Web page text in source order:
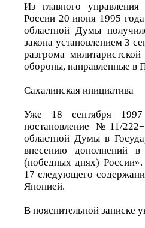
Из главного
России 20 июня 1995
областной Думы
закона установлением 3
разгрома
обороны, направленные в
Сахалинская инициатива
Уже 18 сентября 1997
постановление №11/
областной Думы в
внесению дополнений
(победных днях)
17 следующего
Японией.
В пояснительной записке